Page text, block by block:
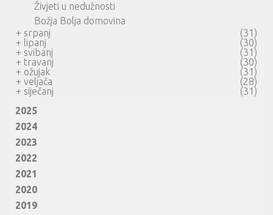
Živjeti u nedužnosti
Božja Bolja domovina
+ srpanj
(31)
+ lipanj
(30)
+ svibanj
(31)
+ travanj
(30)
+ ožujak
(31)
+ veljača
(28)
+ siječanj
(31)
2025
2024
2023
2022
2021
2020
2019